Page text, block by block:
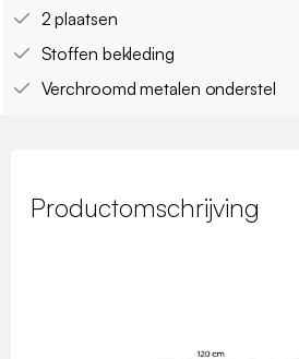
2 plaatsen
Stoffen bekleding
Verchroomd metalen onderstel
Productomschrijving